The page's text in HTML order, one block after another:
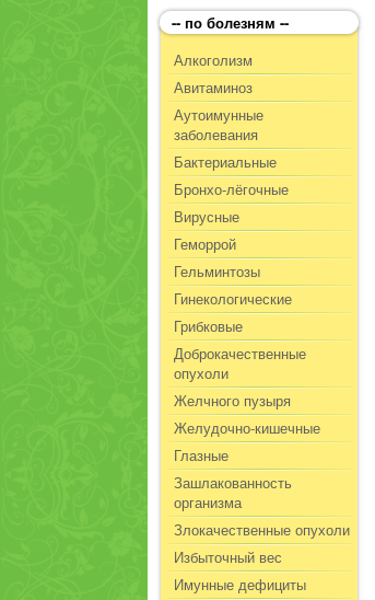
-- по болезням --
Алкоголизм
Авитаминоз
Аутоимунные
заболевания
Бактериальные
Бронхо-лёгочные
Вирусные
Геморрой
Гельминтозы
Гинекологические
Грибковые
Доброкачественные
опухоли
Желчного пузыря
Желудочно-кишечные
Глазные
Зашлакованность
организма
Злокачественные опухоли
Избыточный вес
Имунные дефициты